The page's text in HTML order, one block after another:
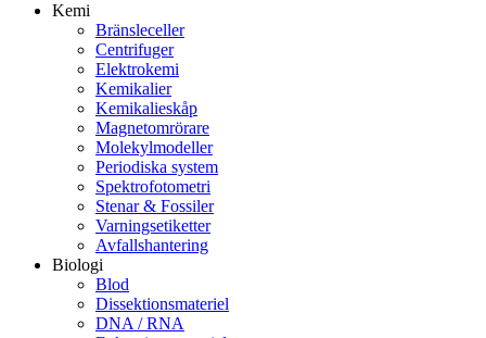
Kemi
Bränsleceller
Centrifuger
Elektrokemi
Kemikalier
Kemikalieskåp
Magnetomrörare
Molekylmodeller
Periodiska system
Spektrofotometri
Stenar & Fossiler
Varningsetiketter
Avfallshantering
Biologi
Blod
Dissektionsmateriel
DNA / RNA